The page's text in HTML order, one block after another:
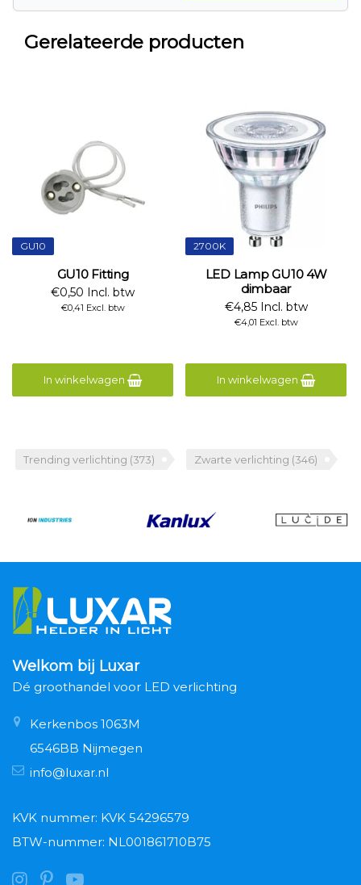
Gerelateerde producten
GU10
GU10 Fitting
€0,50 Incl. btw
€0,41 Excl. btw
In winkelwagen
2700K
LED Lamp GU10 4W
dimbaar
€4,85 Incl. btw
€4,01 Excl. btw
In winkelwagen
Trending verlichting (373) Zwarte verlichting (346)
Welkom bij Luxar
Dé groothandel voor LED verlichting
Kerkenbos 1063M
6546BB Nijmegen
info@luxar.nl
KVK nummer: KVK 54296579
BTW-nummer: NL001861710B75